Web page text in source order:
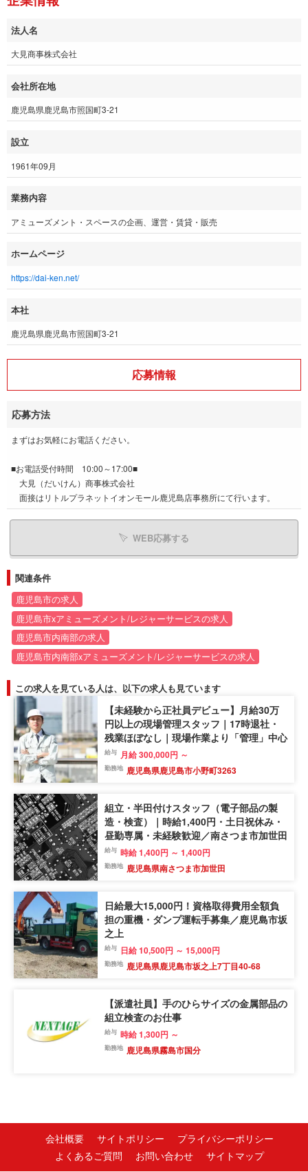
法人名
大見商事株式会社
会社所在地
鹿児島県鹿児島市照国町3-21
設立
1961年09月
業務内容
アミューズメント・スペースの企画、運営・賃貸・販売
ホームページ
https://dai-ken.net/
本社
鹿児島県鹿児島市照国町3-21
応募情報
応募方法
まずはお気軽にお電話ください。
■お電話受付時間 10:00～17:00■
大見（だいけん）商事株式会社
面接はリトルプラネットイオンモール鹿児島店事務所にて行います。
WEB応募する
関連条件
鹿児島市の求人
鹿児島市xアミューズメント/レジャーサービスの求人
鹿児島市内南部の求人
鹿児島市内南部xアミューズメント/レジャーサービスの求人
この求人を見ている人は、以下の求人も見ています
【未経験から正社員デビュー】月給30万
円以上の現場管理スタッフ｜17時退社・
残業ほぼなし｜現場作業より「管理」中心
給与 月給 300,000円 ～
勤務地 鹿児島県鹿児島市小野町3263
組立・半田付けスタッフ（電子部品の製
造・検査）｜時給1,400円・土日祝休み・
昼勤専属・未経験歓迎／南さつま市加世田
給与 時給 1,400円 ～ 1,400円
勤務地 鹿児島県南さつま市加世田
日給最大15,000円！資格取得費用全額負
担の重機・ダンプ運転手募集／鹿児島市坂
之上
給与 日給 10,500円 ～ 15,000円
勤務地 鹿児島県鹿児島市坂之上7丁目40-68
【派遣社員】手のひらサイズの金属部品の
組立検査のお仕事
給与 時給 1,300円 ～
勤務地 鹿児島県霧島市国分
会社概要 サイトポリシー
プライバシーポリシー
よくあるご質問
お問い合わせ サイトマップ